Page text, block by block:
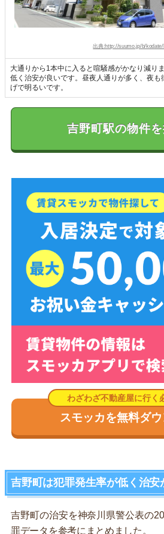
出典:http://suumo.jp/b/
大通りから1本中に入ると喧騒感がかなり減り
低く治安が良いです。昼夜人通りが多く、夜
げで明るいです。
吉野町駅の物件
スモッカを無料ダ
吉野町は犯罪発生率が低く治安
吉野町の治安を神奈川県警公表の
罪データを参考にまとめました。